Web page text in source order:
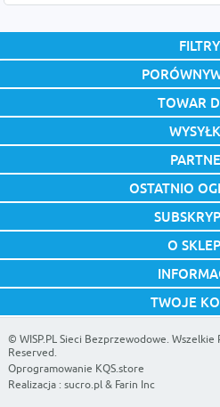
FILTRY
TOWAR
OSTATNIO
O
TWOJE
© WISP.PL Sieci Bezprzewodowe. Wszelkie
Reserved.
Oprogramowanie KQS.store
Realizacja : sucro.pl& Farin Inc